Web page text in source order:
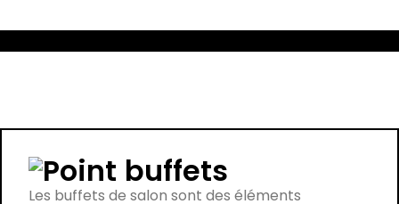
buffets
Les buffets de salon sont des éléments